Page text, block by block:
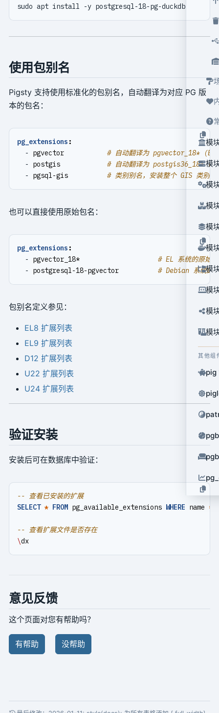
模
模
模
模
模
模
模
模
模
模
其他组
pig
sudo apt install -y postgresql-18-pg-duckdb
使用包别名
Pigsty 支持使用标准化的包别名，自动翻译为对应 PG 版
本的包名：
pg_extensions :
- pgvector
# 自动翻译为 pgvector_18*
- postgis
# 自动翻译为 postgis36_18*
- pgsql-gis # 类别别名，安装整个 GIS 类别的
也可以直接使用原始包名：
pg_extensions :
- pgvector_18*
# EL 系统的原始
- postgresql-18-pgvector # Debian 系统的
包别名定义参见：
EL8 扩展列表
EL9 扩展列表
D12 扩展列表
U22 扩展列表
U24 扩展列表
验证安装
安装后可在数据库中验证：
-- 查看已安装的扩展
SELECT * FROM pg_available_extensions WHERE name =
-- 查看扩展文件是否存在
\dx
意见反馈
这个页面对您有帮助吗？
有帮助 没帮助